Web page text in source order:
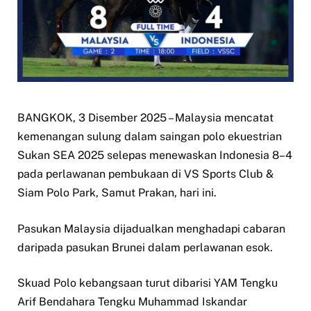
BANGKOK, 3 Disember 2025 – Malaysia mencatat
kemenangan sulung dalam saingan polo ekuestrian
Sukan SEA 2025 selepas menewaskan Indonesia 8–4
pada perlawanan pembukaan di VS Sports Club &
Siam Polo Park, Samut Prakan, hari ini.
Pasukan Malaysia dijadualkan menghadapi cabaran
daripada pasukan Brunei dalam perlawanan esok.
Skuad Polo kebangsaan turut dibarisi YAM Tengku
Arif Bendahara Tengku Muhammad Iskandar